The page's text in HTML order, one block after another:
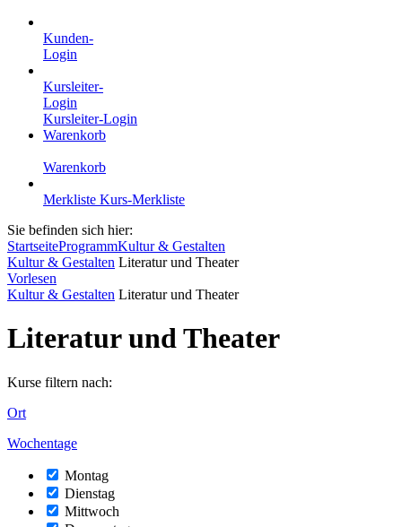
Kunden-
Login
Kursleiter-
Login
Kursleiter-Login
Warenkorb
Warenkorb
Merkliste Kurs-Merkliste
Sie befinden sich hier:
StartseiteProgrammKultur & Gestalten
Kultur & Gestalten Literatur und Theater
Vorlesen
Kultur & Gestalten Literatur und Theater
Literatur und Theater
Kurse filtern nach:
Ort
Wochentage
Montag
Dienstag
Mittwoch